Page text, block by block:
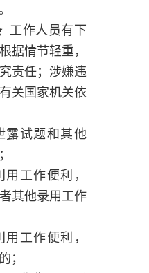
工作人员有下
据情节轻重，
责任；涉嫌违
关国家机关依
露试题和其他
用工作便利，
其他录用工作
用工作便利，
；